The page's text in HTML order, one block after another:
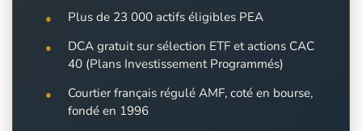
Plus de 23 000 actifs éligibles PEA
DCA gratuit sur sélection ETF et actions CAC
40 (Plans Investissement Programmés)
Courtier français régulé AMF, coté en bourse,
fondé en 1996